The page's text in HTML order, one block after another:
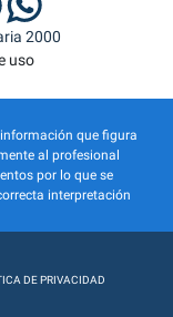
2000
uso
que figura
al profesional
por lo que se
interpretación
DE PRIVACIDAD